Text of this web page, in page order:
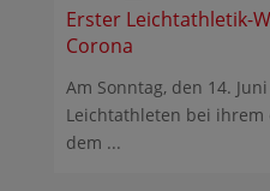
Erster Leichtathletik-
Corona
Am Sonntag, den 14.
Leichtathleten bei
dem ...